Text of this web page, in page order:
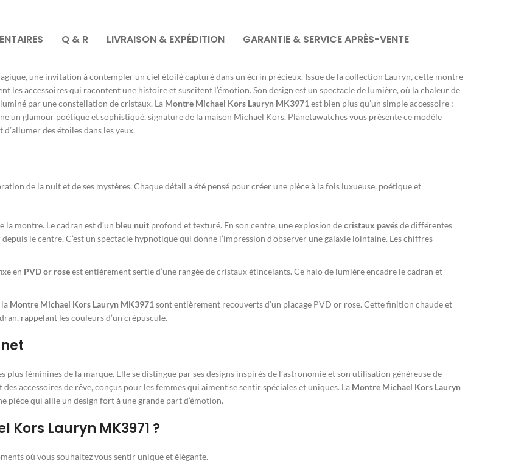
Q & R LIVRAISON & EXPÉDITION GARANTIE & SERVICE APRÈS-VENTE
une invitation à contempler un ciel étoilé capturé dans un écrin précieux. Issue de la collection Lauryn, cette montre
les accessoires qui racontent une histoire et suscitent l’émotion. Son design est un spectacle de lumière, où la chaleur de
par une constellation de cristaux. La Montre Michael Kors Lauryn MK3971est bien plus qu’un simple accessoire ;
un glamour poétique et sophistiqué, signature de la maison Michael Kors. Planetawatches vous présente ce modèle
des étoiles dans les yeux.
de la nuit et de ses mystères. Chaque détail a été pensé pour créer une pièce à la fois luxueuse, poétique et
la montre. Le cadran est d’un bleu nuit profond et texturé. En son centre, une explosion decristaux pavésde différentes
le centre. C’est un spectacle hypnotique qui donne l’impression d’observer une galaxie lointaine. Les chiffres
en PVD or roseest entièrement sertie d’une rangée de cristaux étincelants. Ce halo de lumière encadre le cadran et
Montre Michael Kors Lauryn MK3971sont entièrement recouverts d’un placage PVD or rose. Cette finition chaude et
rappelant les couleurs d’un crépuscule.
féminines de la marque. Elle se distingue par ses designs inspirés de l’astronomie et son utilisation généreuse de
accessoires de rêve, conçus pour les femmes qui aiment se sentir spéciales et uniques. La Montre Michael Kors Lauryn
pièce qui allie un design fort à une grande part d’émotion.
Lauryn MK3971 ?
où vous souhaitez vous sentir unique et élégante.